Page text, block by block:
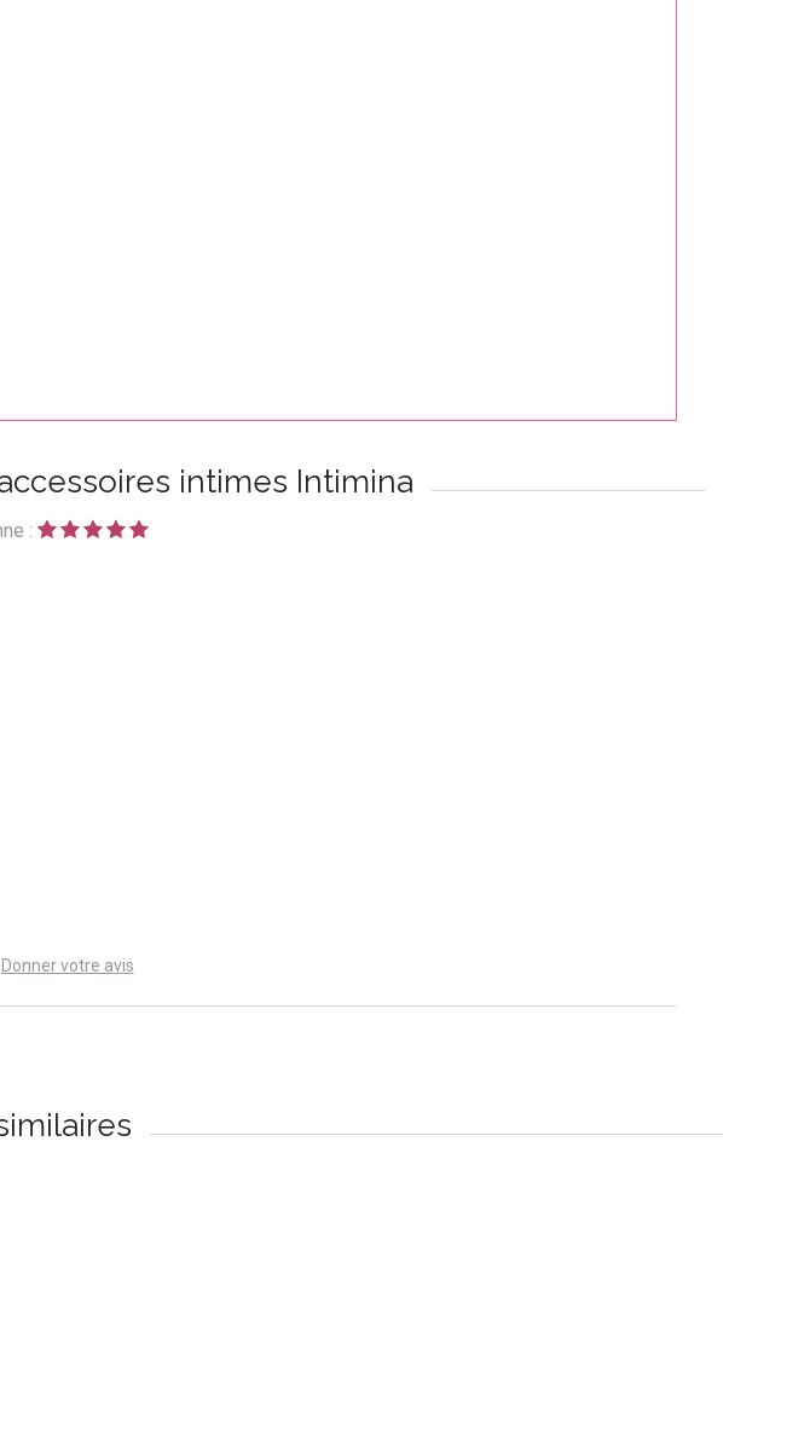
intimes Intimina
:
Donner votre avis